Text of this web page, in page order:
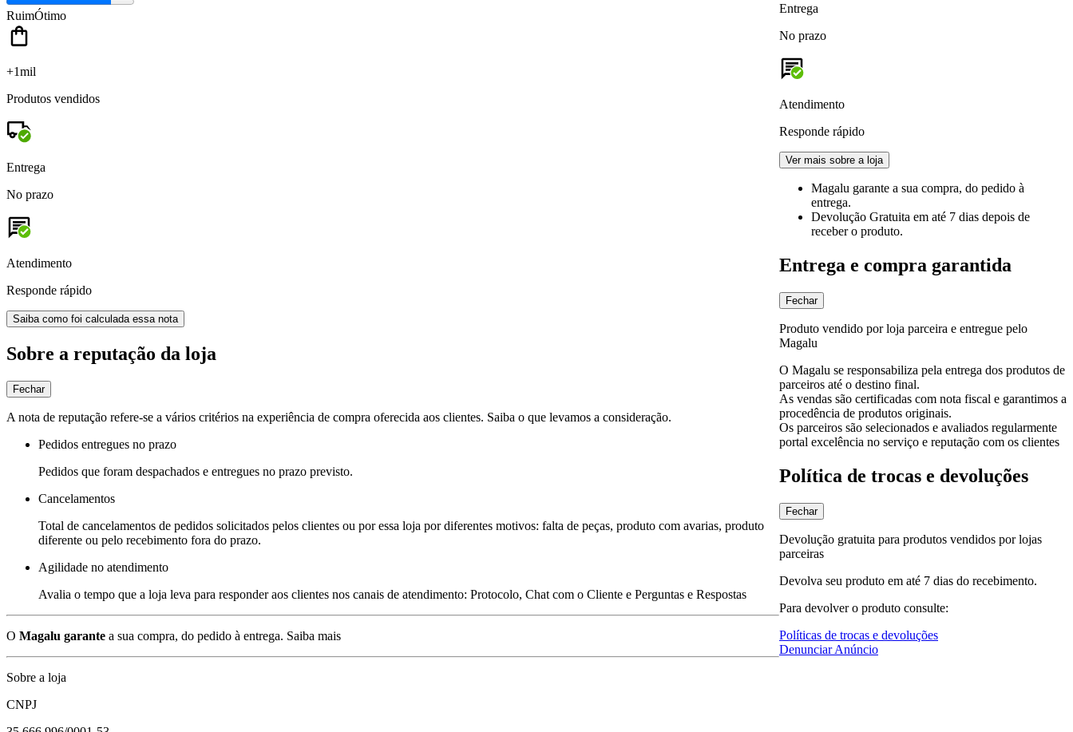
RuimÓtimo
+1mil
Produtos vendidos
Entrega
No prazo
Atendimento
Responde rápido
Saiba como foi calculada essa nota
Sobre a reputação da loja
Fechar
A nota de reputação refere-se a vários critérios na experiência de compra oferecida aos clientes. Saiba o que levamos a consideração.
Pedidos entregues no prazo
Pedidos que foram despachados e entregues no prazo previsto.
Cancelamentos
Total de cancelamentos de pedidos solicitados pelos clientes ou por essa loja por diferentes motivos: falta de peças, produto com avarias, produto
diferente ou pelo recebimento fora do prazo.
Agilidade no atendimento
Avalia o tempo que a loja leva para responder aos clientes nos canais de atendimento: Protocolo, Chat com o Cliente e Perguntas e Respostas
O Magalu garante a sua compra, do pedido à entrega. Saiba mais
Sobre a loja
CNPJ
Entrega
No prazo
Atendimento
Responde rápido
Ver mais sobre a loja
Magalu garante a sua compra, do pedido à
entrega.
Devolução Gratuita em até 7 dias depois de
receber o produto.
Entrega e compra garantida
Fechar
Produto vendido por loja parceira e entregue pelo
Magalu
O Magalu se responsabiliza pela entrega dos produtos de
parceiros até o destino final.
As vendas são certificadas com nota fiscal e garantimos a
procedência de produtos originais.
Os parceiros são selecionados e avaliados regularmente
portal excelência no serviço e reputação com os clientes
Política de trocas e devoluções
Fechar
Devolução gratuita para produtos vendidos por lojas
parceiras
Devolva seu produto em até 7 dias do recebimento.
Para devolver o produto consulte:
Políticas de trocas e devoluções
Denunciar Anúncio